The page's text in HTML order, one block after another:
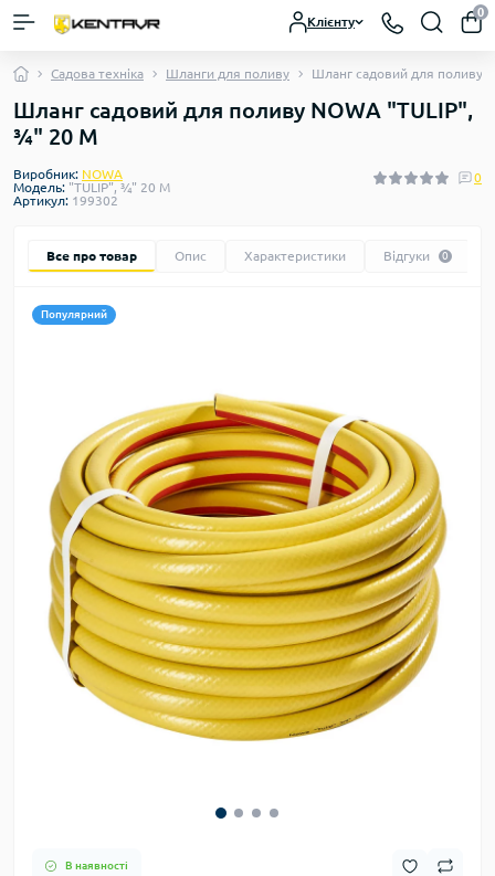
Клієнту
0
Садова техніка Шланги для поливу Шланг садовий для поливу
Шланг садовий для поливу NOWA "TULIP",
¾" 20 М
Виробник: NOWA
Модель: "TULIP", ¾" 20 М
Артикул: 199302
0
Все про товар Опис Характеристики Відгуки 0
Популярний
В наявності